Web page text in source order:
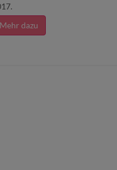
Mehr dazu